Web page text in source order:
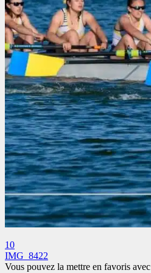
10
IMG_8422
Vous pouvez la mettre en favoris avec